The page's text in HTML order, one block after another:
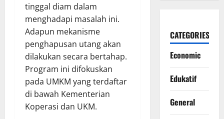
tinggal diam dalam
menghadapi masalah ini.
Adapun mekanisme
penghapusan utang akan
dilakukan secara bertahap.
Program ini difokuskan
pada UMKM yang terdaftar
di bawah Kementerian
Koperasi dan UKM.
CATEGORIES
Economic
Edukatif
General